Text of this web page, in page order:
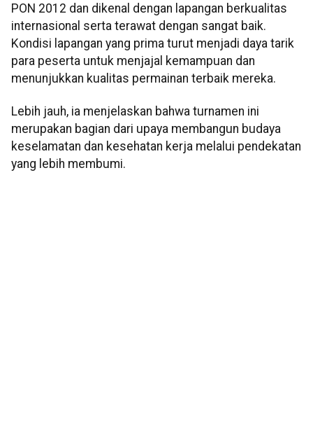
PON 2012 dan dikenal dengan lapangan berkualitas
internasional serta terawat dengan sangat baik.
Kondisi lapangan yang prima turut menjadi daya tarik
para peserta untuk menjajal kemampuan dan
menunjukkan kualitas permainan terbaik mereka.
Lebih jauh, ia menjelaskan bahwa turnamen ini
merupakan bagian dari upaya membangun budaya
keselamatan dan kesehatan kerja melalui pendekatan
yang lebih membumi.